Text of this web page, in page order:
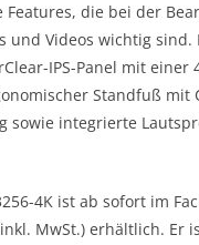
die bei der
und Videos wichtig sind.
IPS-Panel mit einer
Standfuß mit
sowie integrierte
4K ist ab sofort im
MwSt.) erhältlich. Er